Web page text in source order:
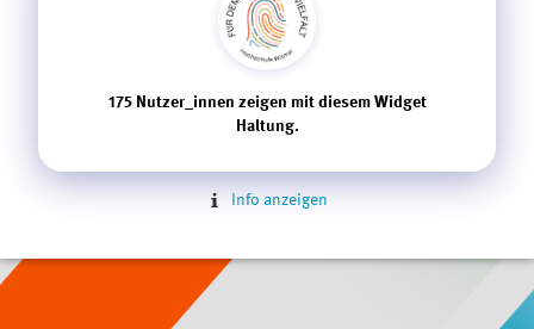
175 Nutzer_innen zeigen mit diesem Widget
Haltung.
Info anzeigen